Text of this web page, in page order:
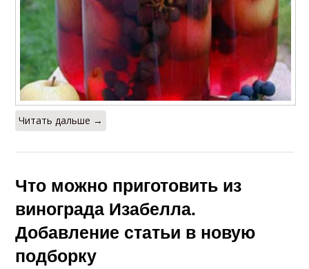
Читать дальше →
Что можно приготовить из
винограда Изабелла.
Добавление статьи в новую
подборку